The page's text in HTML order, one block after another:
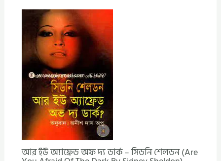
আর ইউ অ্যাফ্রেড অফ দ্য ডার্ক – সিডনি শেলডন (Are